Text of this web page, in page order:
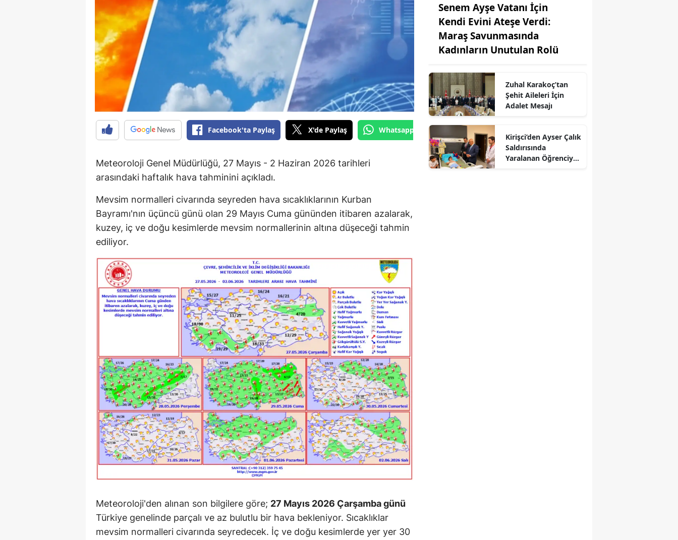
Facebook'ta Paylaş X'de Paylaş Whatsapp'tan Gönder
Meteoroloji Genel Müdürlüğü, 27 Mayıs - 2 Haziran 2026 tarihleri
arasındaki haftalık hava tahminini açıkladı.
Mevsim normalleri civarında seyreden hava sıcaklıklarının Kurban
Bayramı'nın üçüncü günü olan 29 Mayıs Cuma gününden itibaren azalarak,
kuzey, iç ve doğu kesimlerde mevsim normallerinin altına düşeceği tahmin
ediliyor.
Meteoroloji'den alınan son bilgilere göre; 27 Mayıs 2026 Çarşamba günü
Türkiye genelinde parçalı ve az bulutlu bir hava bekleniyor. Sıcaklıklar
mevsim normalleri civarında seyredecek. İç ve doğu kesimlerde yer yer 30
Senem Ayşe Vatanı İçin
Kendi Evini Ateşe Verdi:
Maraş Savunmasında
Kadınların Unutulan Rolü
Zuhal Karakoç’tan
Şehit Aileleri İçin
Adalet Mesajı
Kirişci’den Ayser Çalık
Saldırısında
Yaralanan Öğrenciye